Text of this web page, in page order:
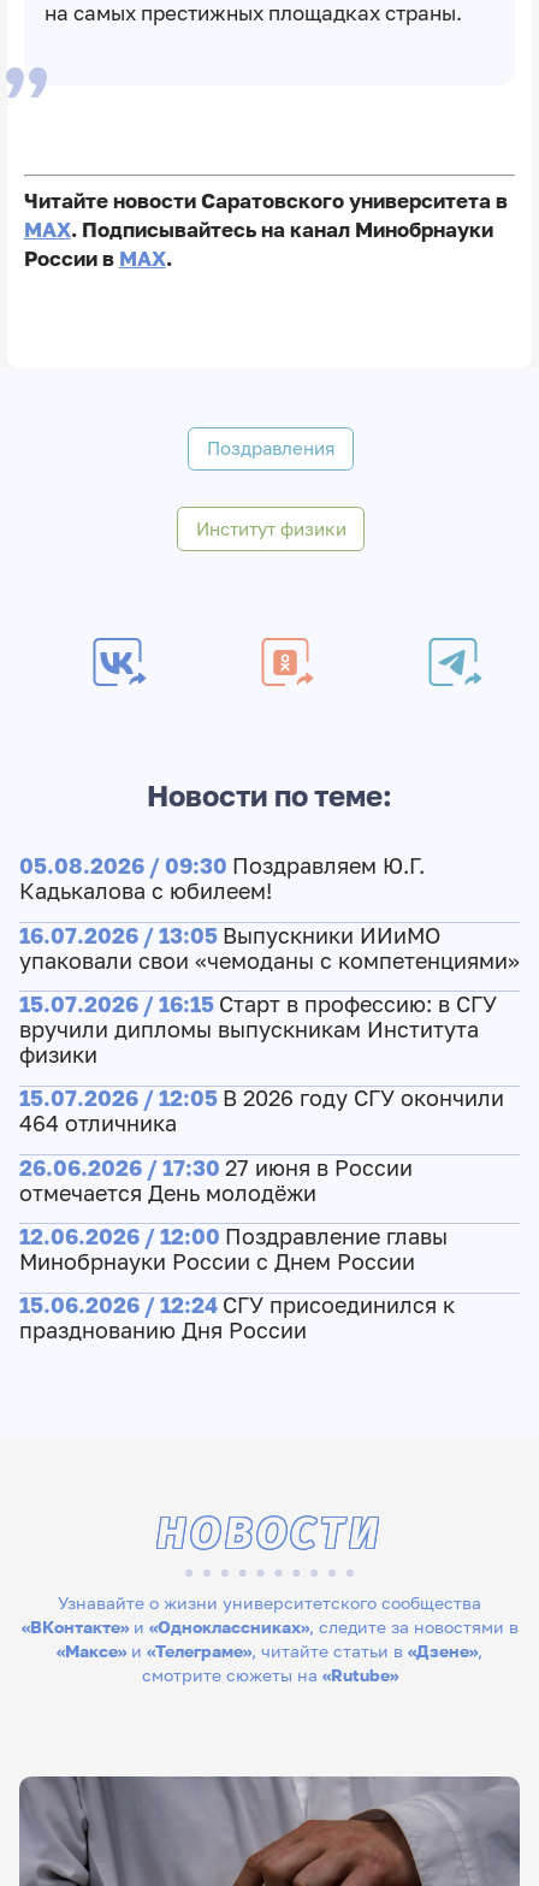
на самых престижных площадках страны.
Читайте новости Саратовского университета в
MAX. Подписывайтесь на канал Минобрнауки
России в MAX.
Поздравления
Институт физики
Новости по теме:
05.08.2026 / 09:30 Поздравляем Ю.Г.
Кадькалова с юбилеем!
16.07.2026 / 13:05 Выпускники ИИиМО
упаковали свои «чемоданы с компетенциями»
15.07.2026 / 16:15 Старт в профессию: в СГУ
вручили дипломы выпускникам Института
физики
15.07.2026 / 12:05 В 2026 году СГУ окончили
464 отличника
26.06.2026 / 17:30 27 июня в России
отмечается День молодёжи
12.06.2026 / 12:00 Поздравление главы
Минобрнауки России с Днем России
15.06.2026 / 12:24 СГУ присоединился к
празднованию Дня России
Узнавайте о жизни университетского сообщества
«ВКонтакте»и «Одноклассниках», следите за новостями в
«Максе» и «Телеграме», читайте статьи в «Дзене»,
смотрите сюжеты на «Rutube»
НОВОСТИ